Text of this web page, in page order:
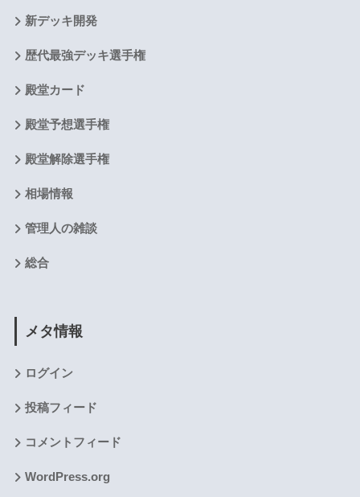
新デッキ開発
歴代最強デッキ選手権
殿堂カード
殿堂予想選手権
殿堂解除選手権
相場情報
管理人の雑談
総合
メタ情報
ログイン
投稿フィード
コメントフィード
WordPress.org